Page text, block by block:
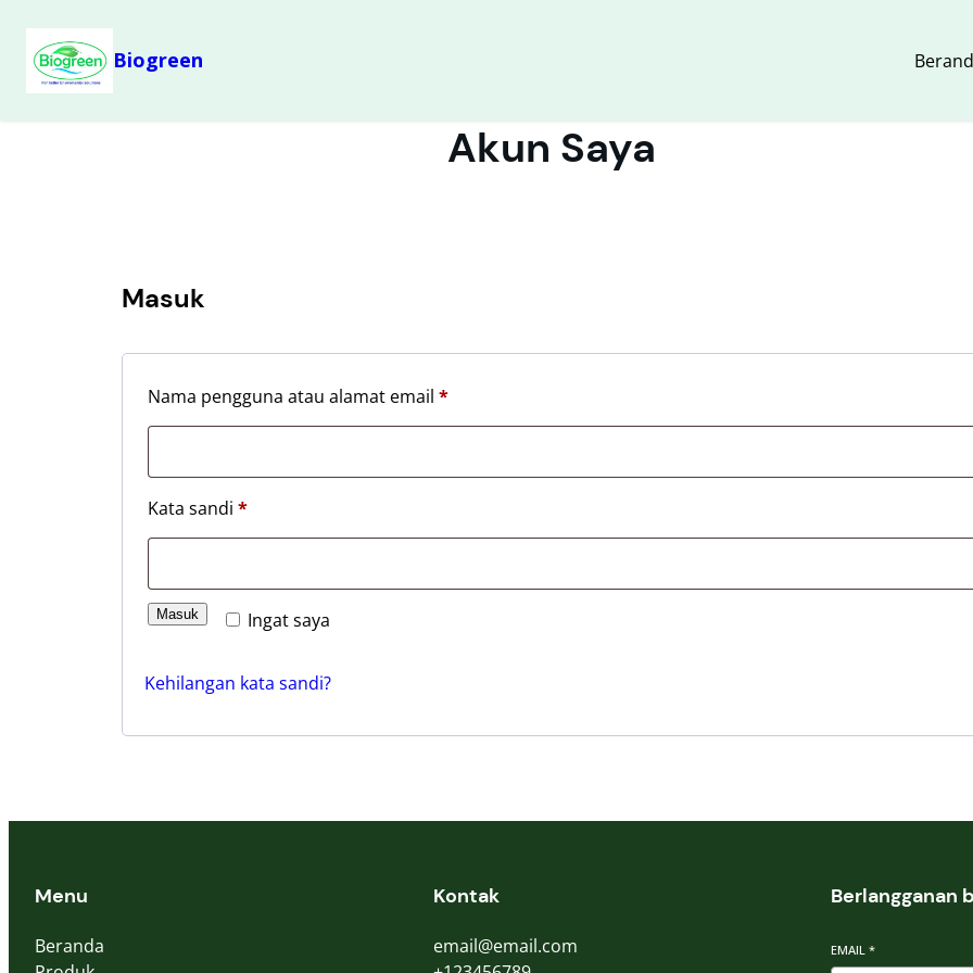
Biogreen
Akun Saya
Masuk
Nama pengguna atau alamat email *
Kata sandi *
Ingat saya
Masuk
Kehilangan kata sandi?
Menu
Beranda
Kontak
email@email.com
Berlangganan
EMAIL*